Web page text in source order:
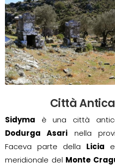
Città
Sidyma è una città
Dodurga Asari nella
Faceva parte della Licia
meridionale del Monte